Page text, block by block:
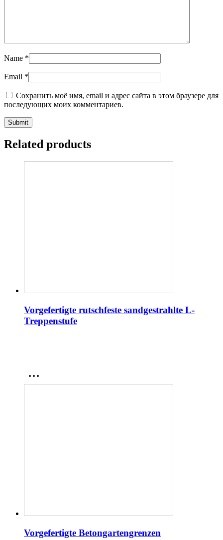
Name *
Email *
Сохранить моё имя, email и адрес сайта в этом браузере для
последующих моих комментариев.
Related products
Vorgefertigte rutschfeste sandgestrahlte L-
Treppenstufe
Vorgefertigte Betongartengrenzen